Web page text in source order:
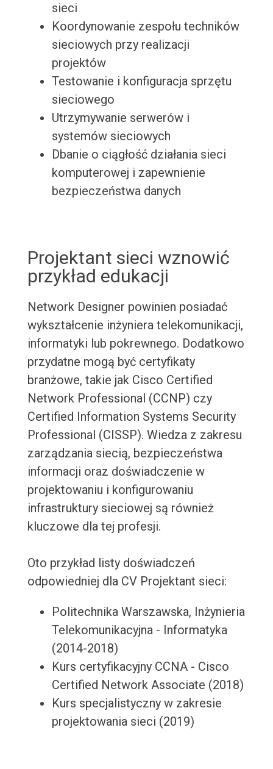
sieci
Koordynowanie zespołu techników
sieciowych przy realizacji
projektów
Testowanie i konfiguracja sprzętu
sieciowego
Utrzymywanie serwerów i
systemów sieciowych
Dbanie o ciągłość działania sieci
komputerowej i zapewnienie
bezpieczeństwa danych
Projektant sieci wznowić
przykład edukacji
Network Designer powinien posiadać
wykształcenie inżyniera telekomunikacji,
informatyki lub pokrewnego. Dodatkowo
przydatne mogą być certyfikaty
branżowe, takie jak Cisco Certified
Network Professional (CCNP) czy
Certified Information Systems Security
Professional (CISSP). Wiedza z zakresu
zarządzania siecią, bezpieczeństwa
informacji oraz doświadczenie w
projektowaniu i konfigurowaniu
infrastruktury sieciowej są również
kluczowe dla tej profesji.
Oto przykład listy doświadczeń
odpowiedniej dla CV Projektant sieci:
Politechnika Warszawska, Inżynieria
Telekomunikacyjna - Informatyka
(2014-2018)
Kurs certyfikacyjny CCNA - Cisco
Certified Network Associate (2018)
Kurs specjalistyczny w zakresie
projektowania sieci (2019)